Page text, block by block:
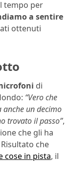
tempo per
a sentire
ottenuti
di
“Vero che
un decimo
trovato il passo”,
che gli ha
che
cose in pista, il